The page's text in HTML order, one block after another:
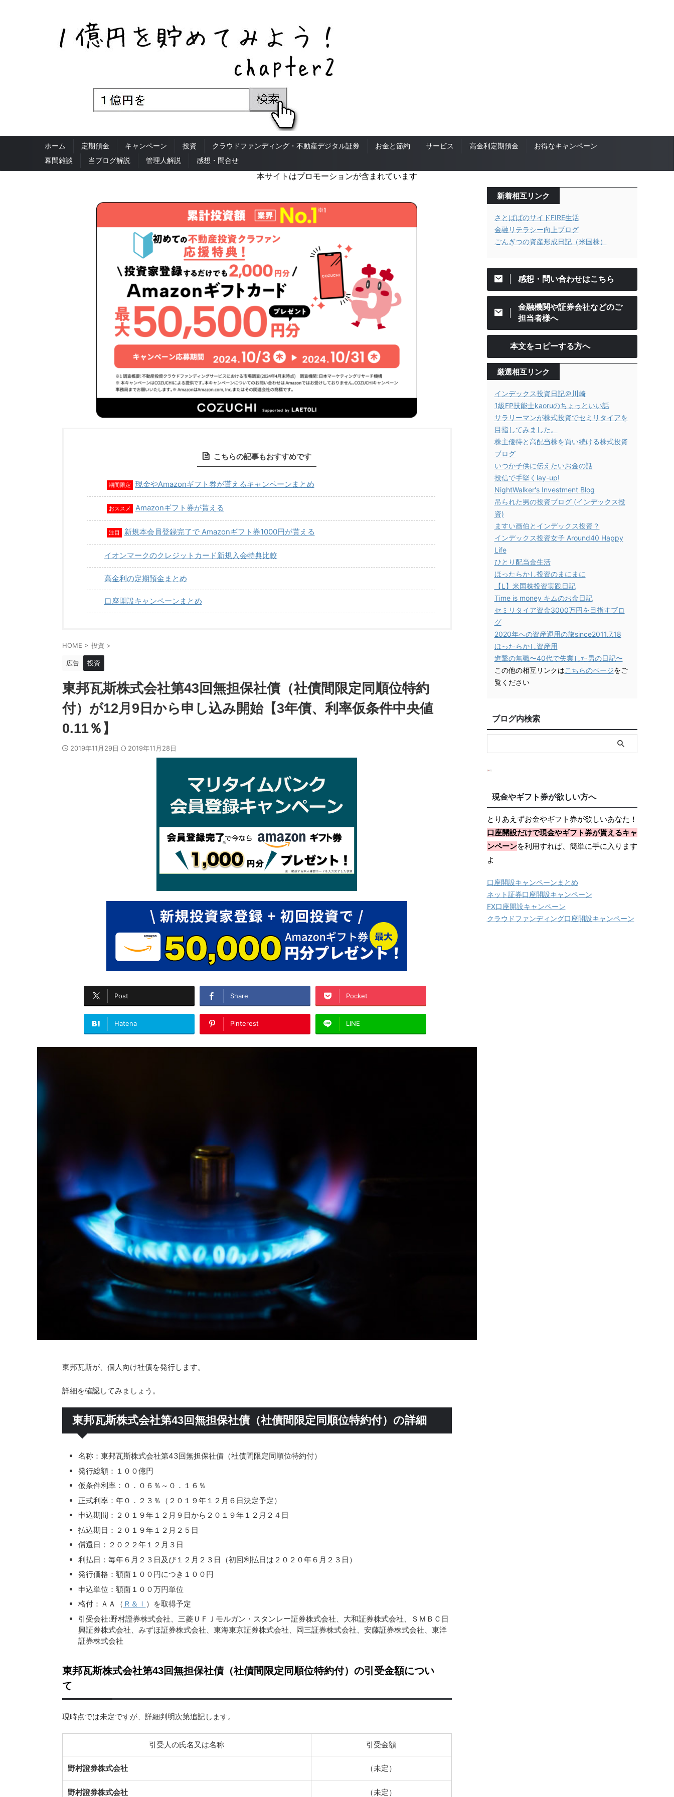
ホーム 定期預金 キャンペーン 投資 クラウドファンディング・不動産デジタル証券 お金と節約 サービス 高金利定期預金
お得なキャンペーン
幕間雑談
当ブログ解説 管理人解説 感想・問合せ
本サイトはプロモーションが含まれています
こちらの記事もおすすめです
期間限定 現金やAmazonギフト券が貰えるキャンペーンまとめ
おススメ Amazonギフト券が貰える
注目 新規本会員登録完了で Amazonギフト券1000円が貰える
イオンマークのクレジットカード新規入会特典比較
高金利の定期預金まとめ
口座開設キャンペーンまとめ
HOME > 投資 >
広告 投資
東邦瓦斯株式会社第43回無担保社債（社債間限定同順位特約
付）が12月9日から申し込み開始【3年債、利率仮条件中央値
0.11％】
2019年11月29日 2019年11月28日
Post Share Pocket
Hatena Pinterest LINE
東邦瓦斯が、個人向け社債を発行します。
詳細を確認してみましょう。
東邦瓦斯株式会社第43回無担保社債（社債間限定同順位特約付）の詳細
名称：東邦瓦斯株式会社第43回無担保社債（社債間限定同順位特約付）
発行総額：１００億円
仮条件利率：０．０６％～０．１６％
正式利率：年０．２３％（２０１９年１２月６日決定予定）
申込期間：２０１９年１２月９日から２０１９年１２月２４日
払込期日：２０１９年１２月２５日
償還日：２０２２年１２月３日
利払日：毎年６月２３日及び１２月２３日（初回利払日は２０２０年６月２３日）
発行価格：額面１００円につき１００円
申込単位：額面１００万円単位
格付：ＡＡ（ Ｒ＆Ｉ ）を取得予定
引受会社:野村證券株式会社、三菱ＵＦＪモルガン・スタンレー証券株式会社、大和証券株式会社、ＳＭＢＣ日
興証券株式会社、みずほ証券株式会社、東海東京証券株式会社、岡三証券株式会社、安藤証券株式会社、東洋
証券株式会社
東邦瓦斯株式会社第43回無担保社債（社債間限定同順位特約付）の引受金額につい
て
現時点では未定ですが、詳細判明次第追記します。
引受人の氏名又は名称 引受金額
野村證券株式会社 （未定）
野村證券株式会社 （未定）
新着相互リンク
さとぱぱのサイドFIRE生活
金融リテラシー向上ブログ
ごんぎつの資産形成日記（米国株）
感想・問い合わせはこちら
金融機関や証券会社などのご
担当者様へ
本文をコピーする方へ
厳選相互リンク
インデックス投資日記＠川崎
1級FP技能士kaoruのちょっといい話
サラリーマンが株式投資でセミリタイアを
目指してみました。
株主優待と高配当株を買い続ける株式投資
ブログ
いつか子供に伝えたいお金の話
投信で手堅くlay-up!
NightWalker's Investment Blog
吊られた男の投資ブログ (インデックス投
資)
ますい画伯とインデックス投資？
インデックス投資女子 Around40 Happy
Life
ひとり配当金生活
ほったらかし投資のまにまに
【L】米国株投資実践日記
Time is money キムのお金日記
セミリタイア資金3000万円を目指すブロ
グ
2020年への資産運用の旅since2011.7.18
ほったらかし資産用
進撃の無職〜40代で失業した男の日記〜
この他の相互リンクはこちらのページをご
覧ください
ブログ内検索
現金やギフト券が欲しい方へ
とりあえずお金やギフト券が欲しいあなた！
口座開設だけで現金やギフト券が貰えるキャ
ンペーンを利用すれば、簡単に手に入ります
よ
口座開設キャンペーンまとめ
ネット証券口座開設キャンペーン
FX口座開設キャンペーン
クラウドファンディング口座開設キャンペーン